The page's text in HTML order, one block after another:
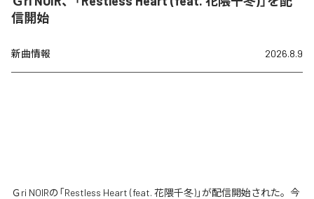
信開始
新曲情報 2026.8.9
Ｇri NOIRの「Restless Heart (feat. 花隈千冬)」が配信開始された。今